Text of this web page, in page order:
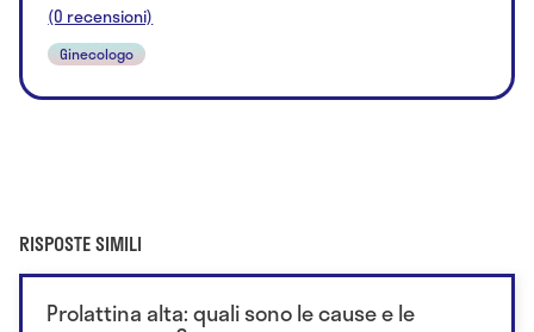
(0 recensioni)
Ginecologo
RISPOSTE SIMILI
Prolattina alta: quali sono le cause e le